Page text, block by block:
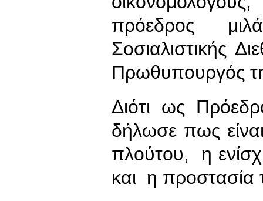
πρόεδρος
Σοσιαλιστικής
Πρωθυπουργός
Διότι ως
δήλωσε πως
πλούτου, η
και η προστασία